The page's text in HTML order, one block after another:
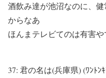
酒飲み達が池沼なのに、
からなあ
ほんまテレビてのは有害や
37: 君の名は(兵庫県) (ﾜﾝﾄﾝ